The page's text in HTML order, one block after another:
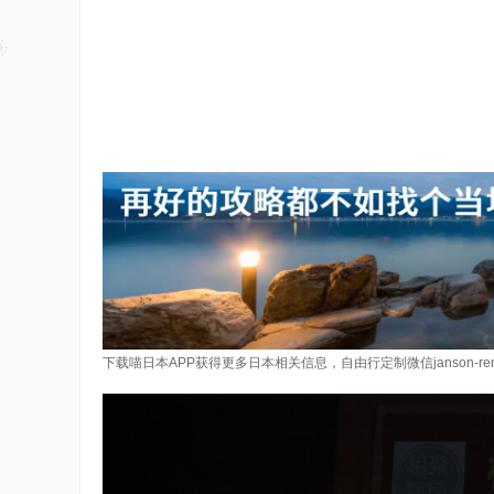
下载喵日本APP获得更多日本相关信息，自由行定制微信janson-